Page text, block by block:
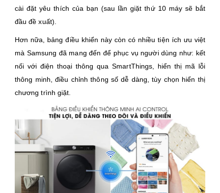
cài đặt yêu thích của bạn (sau lần giặt thứ 10 máy sẽ bắt
đầu đề xuất).
Hơn nữa, bảng điều khiển này còn có nhiều tiện ích ưu việt
mà Samsung đã mang đến để phục vụ người dùng như: kết
nối với điện thoại thông qua SmartThings, hiển thị mã lỗi
thông minh, điều chỉnh thông số dễ dàng, tùy chọn hiển thị
chương trình giặt.